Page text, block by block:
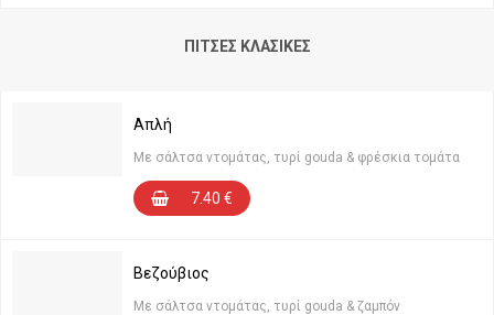
ΠΊΤΣΕΣ ΚΛΑΣΙΚΈΣ
Απλή
Με σάλτσα ντομάτας, τυρί gouda & φρέσκια τομάτα
7.40 €
Βεζούβιος
Με σάλτσα ντομάτας, τυρί gouda & ζαμπόν